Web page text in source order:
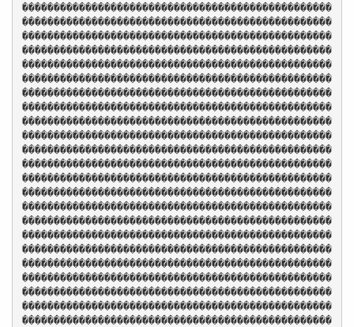
�������������������������������������������������
�������������������������������������������������
�������������������������������������������������
�������������������������������������������������
�������������������������������������������������
�������������������������������������������������
�������������������������������������������������
�������������������������������������������������
�������������������������������������������������
�������������������������������������������������
�������������������������������������������������
�������������������������������������������������
�������������������������������������������������
�������������������������������������������������
�������������������������������������������������
�������������������������������������������������
�������������������������������������������������
�������������������������������������������������
�������������������������������������������������
�������������������������������������������������
�������������������������������������������������
�������������������������������������������������
�������������������������������������������������